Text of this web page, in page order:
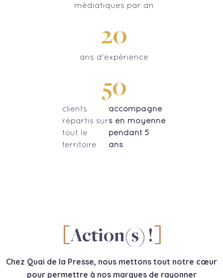
médiatiques par an
ans d'expérience
20
clients
répartis sur
tout le
territoire
accompagné
s en moyenne
pendant 5
ans
50
Action(s) !
Chez Quai de la Presse, nous mettons tout notre cœur
pour permettre à nos marques de rayonner